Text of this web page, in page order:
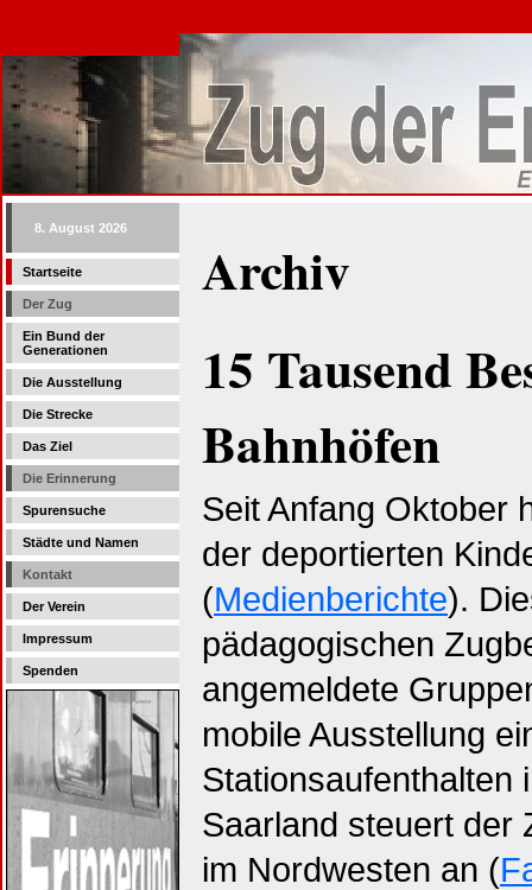
8. August 2026
Startseite
Der Zug
Ein Bund der
Generationen
Die Ausstellung
Die Strecke
Das Ziel
Die Erinnerung
Spurensuche
Städte und Namen
Kontakt
Der Verein
Impressum
Spenden
Archiv
15 Tausend
Bahnhöfen
Seit Anfang Oktober
der deportierten
(Medienberichte).
pädagogischen
angemeldete
mobile Ausstellung
Stationsaufenthalten
Saarland steuert der
im Nordwesten an (